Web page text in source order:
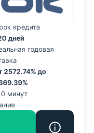
кредита
дней
годовая
2572.74% до
минут